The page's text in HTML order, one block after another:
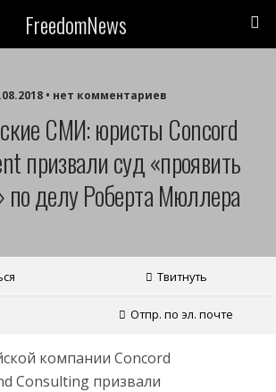
FreedomNews
• нет комментариев
СМИ: юристы Concord
призвали суд «проявить
по делу Роберта Мюллера
Твитнуть
Отпр. по эл. почте
компании Concord
Consulting призвали